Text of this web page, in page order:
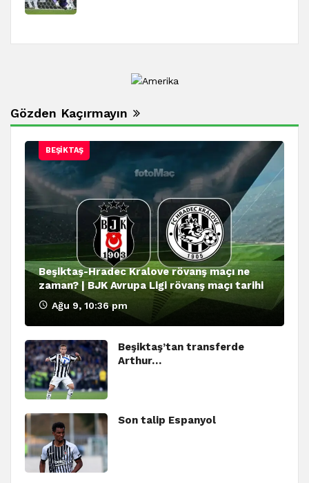
Gözden Kaçırmayın
BEŞIKTAŞ
Beşiktaş-Hradec Kralove rövanş maçı ne
zaman? | BJK Avrupa Ligi rövanş maçı tarihi
Ağu 9, 10:36 pm
Beşiktaş’tan transferde
Arthur…
Son talip Espanyol